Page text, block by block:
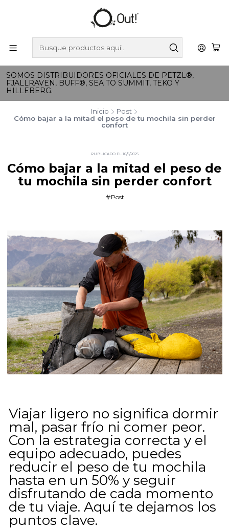
SOMOS DISTRIBUIDORES OFICIALES DE PETZL®,
FJALLRAVEN, BUFF®, SEA TO SUMMIT, TEKO Y
HILLEBERG.
Inicio
Post
Cómo bajar a la mitad el peso de tu mochila sin perder
confort
PUBLICADO EL 10/9/2025
Cómo bajar a la mitad el peso de
tu mochila sin perder confort
Post
Viajar ligero no significa dormir
mal, pasar frío ni comer peor.
Con la estrategia correcta y el
equipo adecuado, puedes
reducir el peso de tu mochila
hasta en un 50% y seguir
disfrutando de cada momento
de tu viaje. Aquí te dejamos los
puntos clave.